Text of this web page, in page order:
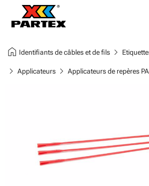
home Identifiants de câbles et de filschevron_right
chevron_right Applicateurschevron_right Applicateurs de repères PA